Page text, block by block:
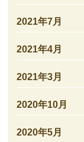
2021年7月
2021年4月
2021年3月
2020年10月
2020年5月